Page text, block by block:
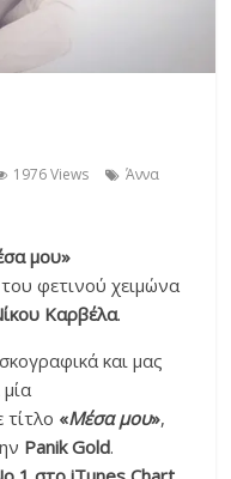
1976 Views
Άννα
μου»
φετινού χειμώνα
Καρβέλα.
και μας
«Μέσα μου»,
Panik Gold.